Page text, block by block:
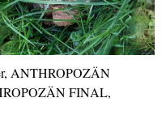
ANTHROPOZÄN
FINAL,